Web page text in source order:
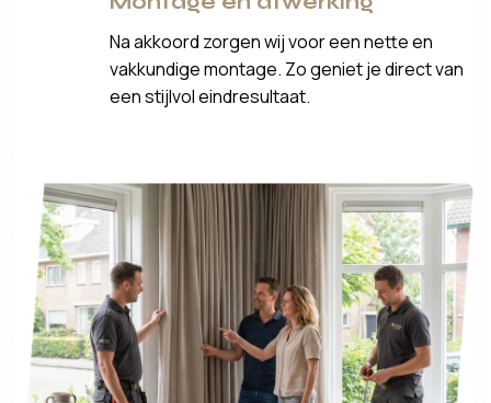
Na akkoord zorgen wij voor een nette en
vakkundige montage. Zo geniet je direct van
een stijlvol eindresultaat.